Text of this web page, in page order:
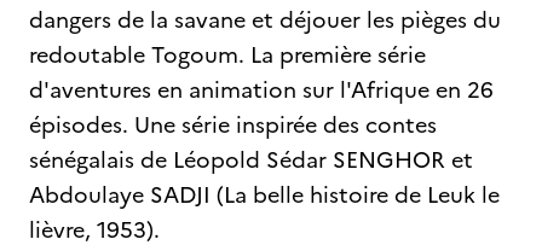
dangers de la savane et déjouer les pièges du
redoutable Togoum. La première série
d'aventures en animation sur l'Afrique en 26
épisodes. Une série inspirée des contes
sénégalais de Léopold Sédar SENGHOR et
Abdoulaye SADJI (La belle histoire de Leuk le
lièvre, 1953).